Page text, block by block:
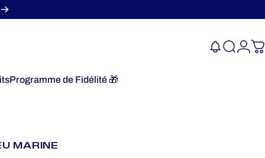
Programme de Fidélité 🎁
MARINE